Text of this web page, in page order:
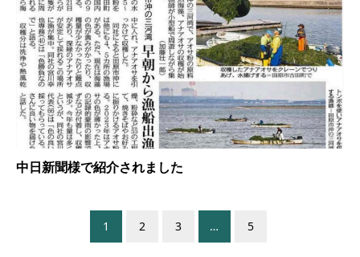
中日新聞様で紹介されました
1 2 3 … 5